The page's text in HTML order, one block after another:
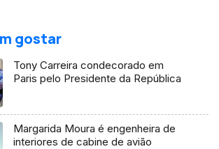
gostar
Tony Carreira condecorado em
Paris pelo Presidente da República
Margarida Moura é engenheira de
interiores de cabine de avião